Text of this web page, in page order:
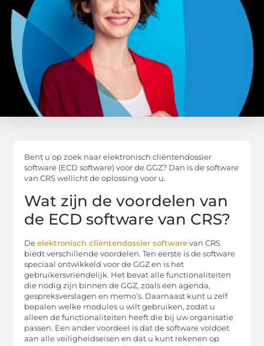
Bent u op zoek naar elektronisch cliëntendossier
software (ECD software) voor de GGZ? Dan is de software
van CRS wellicht de oplossing voor u.
Wat zijn de voordelen van
de ECD software van CRS?
Deelektronisch cliëntendossier software van CRS
biedt verschillende voordelen. Ten eerste is de software
speciaal ontwikkeld voor de GGZ en is het
gebruikersvriendelijk. Het bevat alle functionaliteiten
die nodig zijn binnen de GGZ, zoals een agenda,
gespreksverslagen en memo’s. Daarnaast kunt u zelf
bepalen welke modules u wilt gebruiken, zodat u
alleen de functionaliteiten heeft die bij uw organisatie
passen. Een ander voordeel is dat de software voldoet
aan alle veiligheidseisen en dat u kunt rekenen op